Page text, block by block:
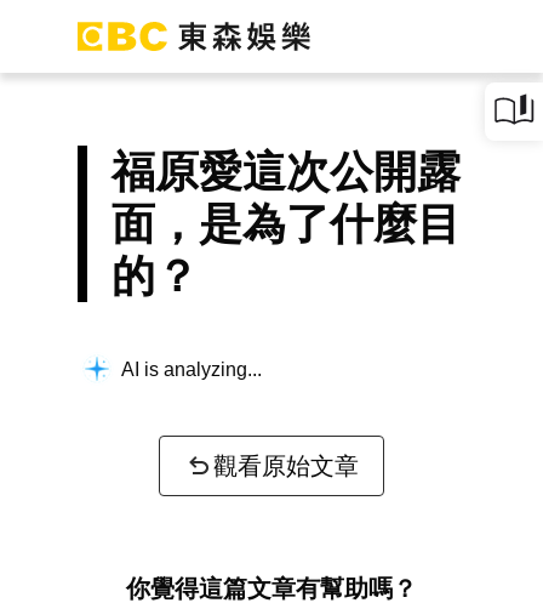
福原愛這次公開露
面，是為了什麼目
的？
AI is analyzing...
觀看原始文章
你覺得這篇文章有幫助嗎？